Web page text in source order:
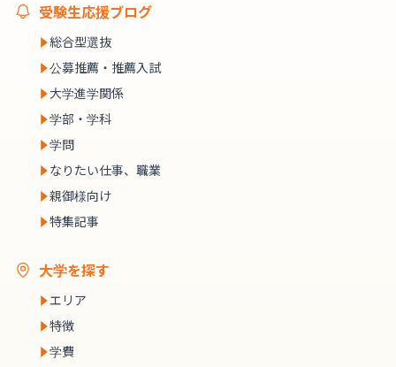
受験生応援ブログ
総合型選抜
公募推薦・推薦入試
大学進学関係
学部・学科
学問
なりたい仕事、職業
親御様向け
特集記事
大学を探す
エリア
特徴
学費